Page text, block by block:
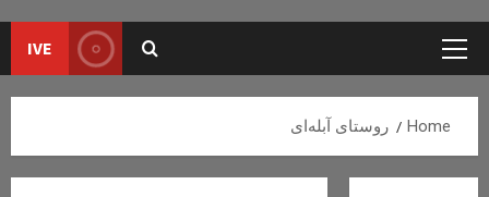
Primary
IVE
Home روستای آبله‌ای